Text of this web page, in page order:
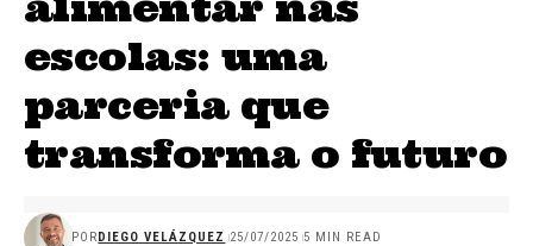
escolas: uma
parceria que
transforma o futuro
PORDIEGO VELÁZQUEZ 25/07/2025 5 MIN READ